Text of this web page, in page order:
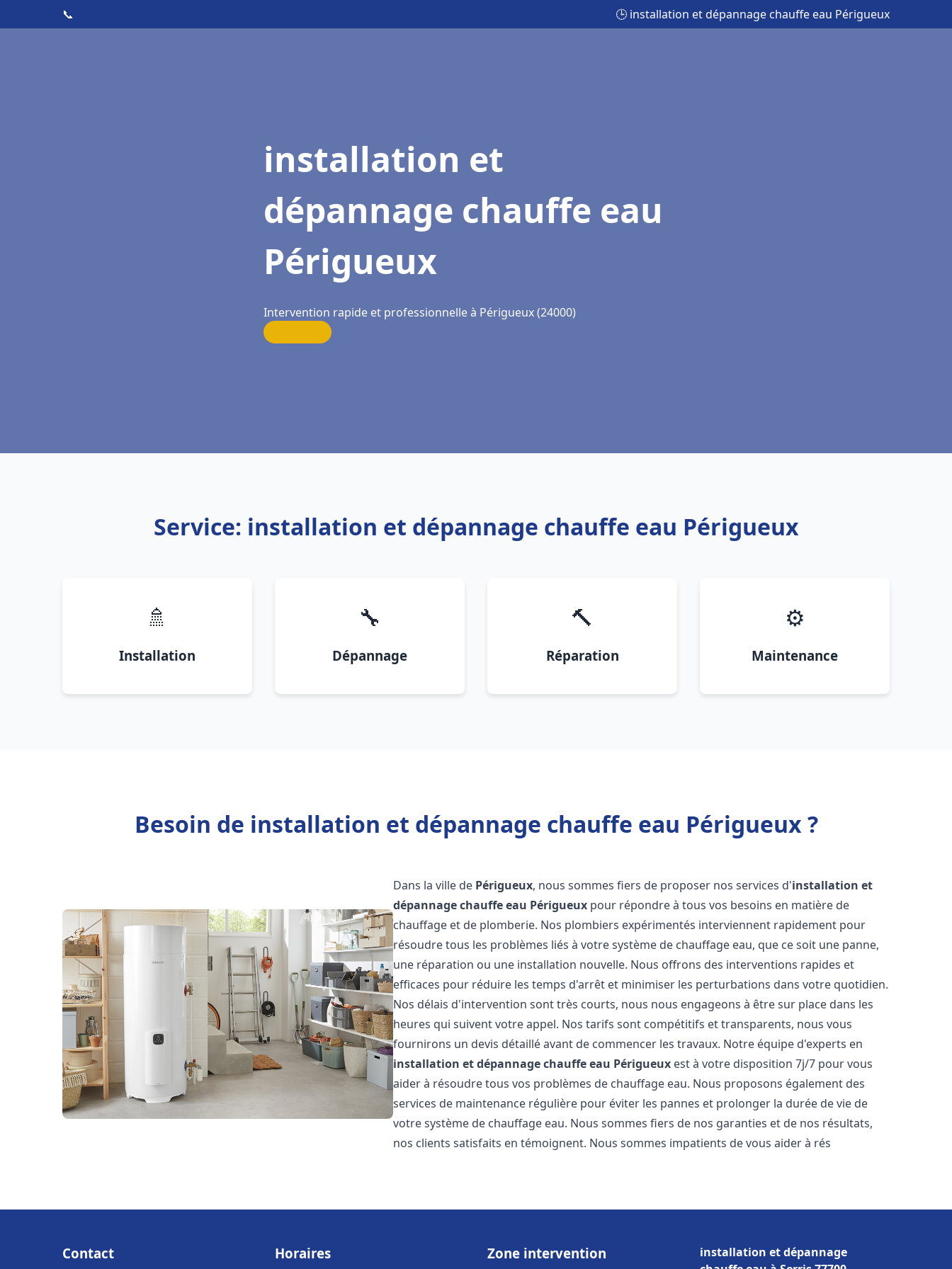
📞 🕒 installation et dépannage chauffe eau Périgueux
installation et
dépannage chauffe eau
Périgueux
Intervention rapide et professionnelle à Périgueux (24000)
Service: installation et dépannage chauffe eau Périgueux
🚿
Installation
🔧
Dépannage
🔨
Réparation
⚙️
Maintenance
Besoin de installation et dépannage chauffe eau Périgueux ?
Dans la ville de Périgueux, nous sommes fiers de proposer nos services d'installation et
dépannage chauffe eau Périgueux pour répondre à tous vos besoins en matière de
chauffage et de plomberie. Nos plombiers expérimentés interviennent rapidement pour
résoudre tous les problèmes liés à votre système de chauffage eau, que ce soit une panne,
une réparation ou une installation nouvelle. Nous offrons des interventions rapides et
efficaces pour réduire les temps d'arrêt et minimiser les perturbations dans votre quotidien.
Nos délais d'intervention sont très courts, nous nous engageons à être sur place dans les
heures qui suivent votre appel. Nos tarifs sont compétitifs et transparents, nous vous
fournirons un devis détaillé avant de commencer les travaux. Notre équipe d'experts en
installation et dépannage chauffe eau Périgueux est à votre disposition 7j/7 pour vous
aider à résoudre tous vos problèmes de chauffage eau. Nous proposons également des
services de maintenance régulière pour éviter les pannes et prolonger la durée de vie de
votre système de chauffage eau. Nous sommes fiers de nos garanties et de nos résultats,
nos clients satisfaits en témoignent. Nous sommes impatients de vous aider à rés
Contact Horaires Zone intervention
installation et dépannage